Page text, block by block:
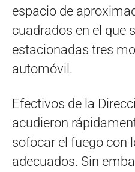
espacio de
cuadrados en el que
estacionadas tres
automóvil.
Efectivos de la
acudieron
sofocar el fuego con
adecuados. Sin